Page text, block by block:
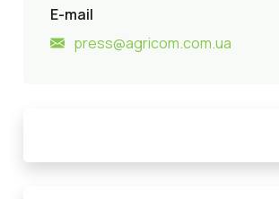
E-mail
press@agricom.com.ua